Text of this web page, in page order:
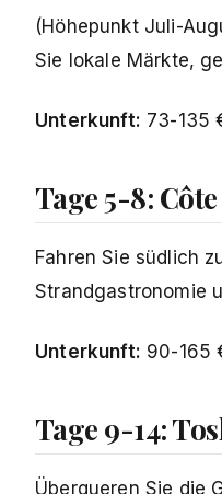
(Höhepunkt Juli-
Sie lokale Märkte,
Unterkunft: 73-135
Tage 5-8:
Fahren Sie südlich
Strandgastronomie
Unterkunft: 90-165
Tage 9-14:
Überqueren Sie die